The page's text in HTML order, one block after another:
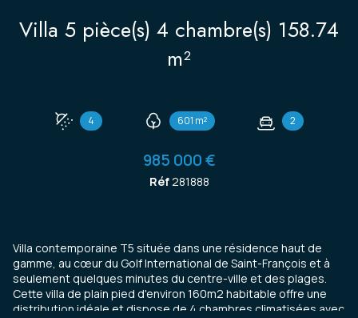
Villa 5 pièce(s) 4 chambre(s) 158.74
m²
4 601 m² 2
985 000 €
Réf281888
Villa contemporaine T5 située dans une résidence haut de
gamme, au cœur du Golf International de Saint-François et à
seulement quelques minutes du centre-ville et des plages.
Cette villa de plain pied d'environ 160m2 habitable offre une
distribution idéale et dispose de 4 chambres climatisées avec